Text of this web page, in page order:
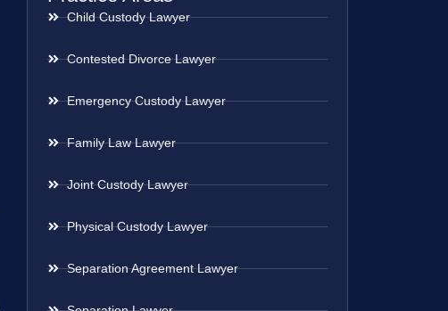
Child Custody Lawyer
Contested Divorce Lawyer
Emergency Custody Lawyer
Family Law Lawyer
Joint Custody Lawyer
Physical Custody Lawyer
Separation Agreement Lawyer